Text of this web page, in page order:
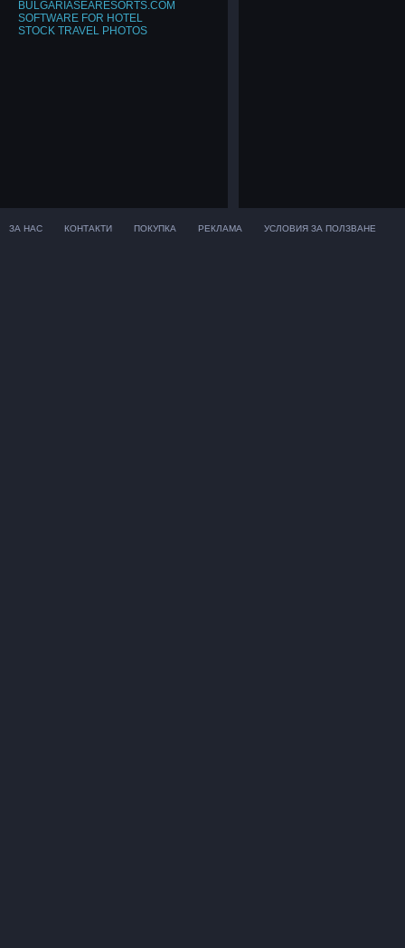
BULGARIASEARESORTS.COM
SOFTWARE FOR HOTEL
STOCK TRAVEL PHOTOS
ЗА НАС КОНТАКТИ ПОКУПКА РЕКЛАМА УСЛОВИЯ ЗА ПОЛЗВАНЕ